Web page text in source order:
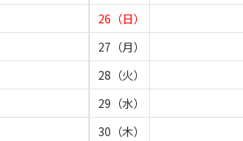
26（日）
27（月）
28（火）
29（水）
30（木）